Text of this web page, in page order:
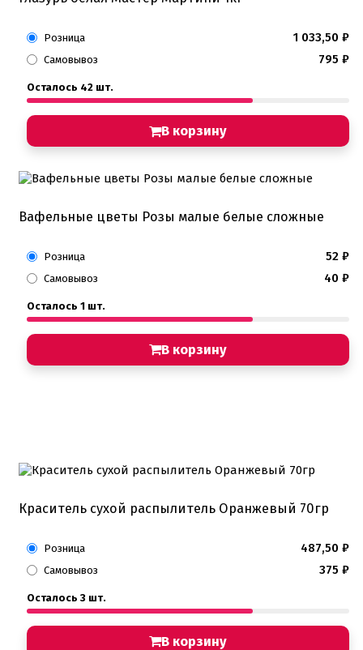
Розница 1 033,50 ₽
Самовывоз 795 ₽
Осталось 42 шт.
В корзину
Вафельные цветы Розы малые белые сложные
Розница 52 ₽
Самовывоз 40 ₽
Осталось 1 шт.
В корзину
Краситель сухой распылитель Оранжевый 70гр
Розница 487,50 ₽
Самовывоз 375 ₽
Осталось 3 шт.
В корзину